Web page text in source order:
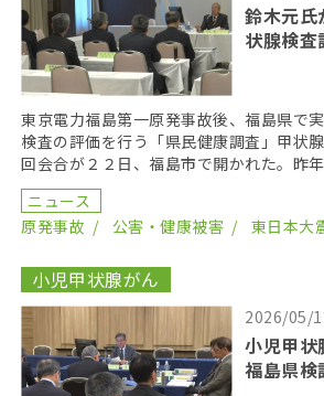
鈴木元氏
状腺検査
東京電力福島第一原発事故後、福島県で
検査の評価を行う「県民健康調査」甲状
回会合が２２日、福島市で開かれた。昨
終え、委員が改選されてから初の開催と
ニュース
原発事故
公害・健康被害 東日本大
小児甲状腺がん
2026/05/
小児甲状
福島県検